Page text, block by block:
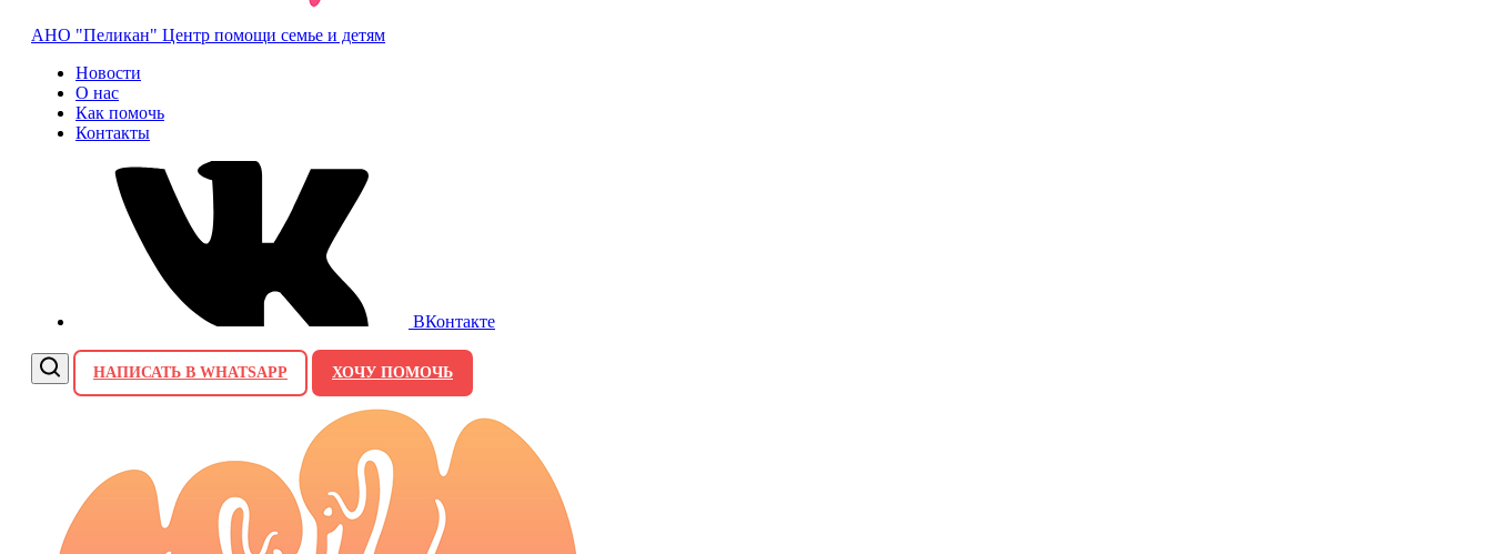
АНО "Пеликан" Центр помощи семье и детям
Новости
О нас
Как помочь
Контакты
ВКонтакте
НАПИСАТЬ В WHATSAPP ХОЧУ ПОМОЧЬ